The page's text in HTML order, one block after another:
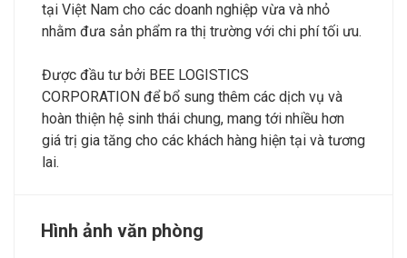
tại Việt Nam cho các doanh nghiệp vừa và nhỏ
nhằm đưa sản phẩm ra thị trường với chi phí tối ưu.
Được đầu tư bởi BEE LOGISTICS
CORPORATION để bổ sung thêm các dịch vụ và
hoàn thiện hệ sinh thái chung, mang tới nhiều hơn
giá trị gia tăng cho các khách hàng hiện tại và tương
lai.
Hình ảnh văn phòng